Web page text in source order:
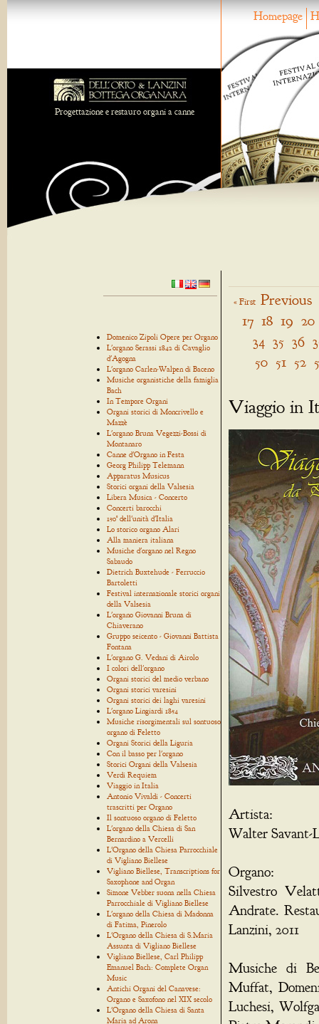
Homepage
Progettazione e restauro organi a canne
Domenico Zipoli Opere per Organo
L'organo Serassi 1842 di Cavaglio
d'Agogna
L'organo Carlen-Walpen di Baceno
Musiche organistiche della famiglia
Bach
In Tempore Organi
Organi storici di Moncrivello e
Mazzè
L'organo Bruna Vegezzi-Bossi di
Montanaro
Canne d'Organo in Festa
Georg Philipp Telemann
Apparatus Musicus
Storici organi della Valsesia
Libera Musica - Concerto
Concerti barocchi
150° dell'unità d'Italia
Lo storico organo Alari
Alla maniera italiana
Musiche d'organo nel Regno
Sabaudo
Dietrich Buxtehude - Ferruccio
Bartoletti
Festival internazionale storici organi
della Valsesia
L'organo Giovanni Bruna di
Chiaverano
Gruppo seicento - Giovanni Battista
Fontana
L'organo G. Vedani di Airolo
I colori dell'organo
Organi storici del medio verbano
Organi storici varesini
Organi storici dei laghi varesini
L'organo Lingiardi 1854
Musiche risorgimentali sul sontuoso
organo di Feletto
Organi Storici della Liguria
Con il basso per l'organo
Storici Organi della Valsesia
Verdi Requiem
Viaggio in Italia
Antonio Vivaldi - Concerti
trascritti per Organo
Il sontuoso organo di Feletto
L'organo della Chiesa di San
Bernardino a Vercelli
L'Organo della Chiesa Parrocchiale
di Vigliano Biellese
Vigliano Biellese, Transcriptions for
Saxophone and Organ
Simone Vebber suona nella Chiesa
Parrocchiale di Vigliano Biellese
L'organo della Chiesa di Madonna
di Fatima, Pinerolo
L'Organo della Chiesa di S.Maria
Assunta di Vigliano Biellese
Vigliano Biellese, Carl Philipp
Emanuel Bach: Complete Organ
Music
Antichi Organi del Canavese:
Organo e Saxofono nel XIX secolo
L'Organo della Chiesa di Santa
Maria ad Arona
« First Previous
17 18 19 20
34 35 36
50 51 52
Viaggio in
Artista:
Walter Savant-
Organo:
Silvestro
Andrate.
Lanzini, 2011
Musiche di
Muffat,
Luchesi,